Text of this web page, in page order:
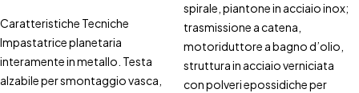
Caratteristiche Tecniche
Impastatrice planetaria
interamente in metallo. Testa
alzabile per smontaggio vasca,
spirale, piantone in acciaio inox;
trasmissione a catena,
motoriduttore a bagno d’olio,
struttura in acciaio verniciata
con polveri epossidiche per